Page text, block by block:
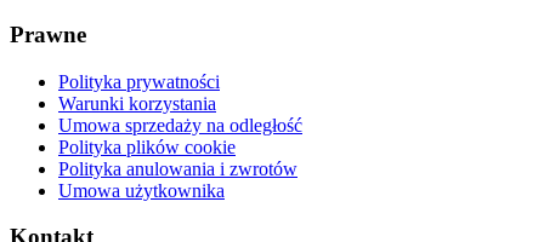
Prawne
Polityka prywatności
Warunki korzystania
Umowa sprzedaży na odległość
Polityka plików cookie
Polityka anulowania i zwrotów
Umowa użytkownika